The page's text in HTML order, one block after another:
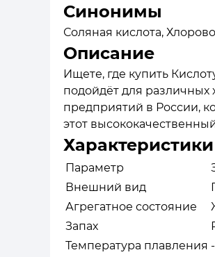
Синонимы
Соляная кислота,
Описание
Ищете, где купить
подойдёт для
предприятий в России,
этот
Характеристики
Параметр
Внешний вид
Агрегатное состояние
Запах
Температура плавления